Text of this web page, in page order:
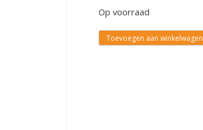
Op voorraad
Toevoegen aan winkelwagen